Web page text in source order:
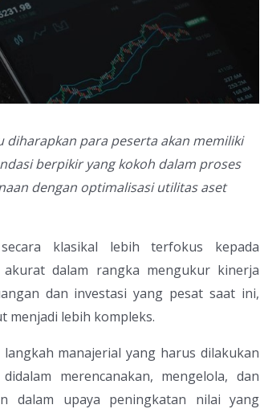
diharapkan para peserta akan memiliki
berpikir yang kokoh dalam proses
dengan optimalisasi utilitas aset
klasikal lebih terfokus kepada
dalam rangka mengukur kinerja
dan investasi yang pesat saat ini,
menjadi lebih kompleks.
manajerial yang harus dilakukan
merencanakan, mengelola, dan
dalam upaya peningkatan nilai yang